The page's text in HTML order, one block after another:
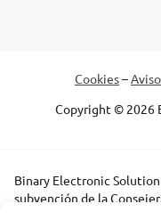
Cookies–
Copyright © 2026
Binary Electronic
subvención de la
Autónomo de la Junta de